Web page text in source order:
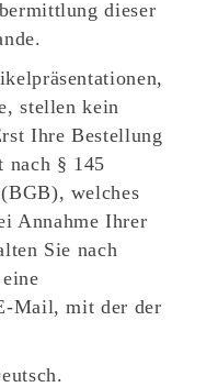
dieser
stellen kein
Ihre Bestellung
nach § 145
welches
Annahme Ihrer
Sie nach
Mail, mit der der